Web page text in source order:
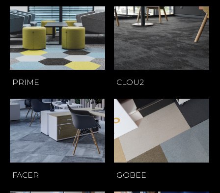
PRIME CLOU2
FACER GOBEE